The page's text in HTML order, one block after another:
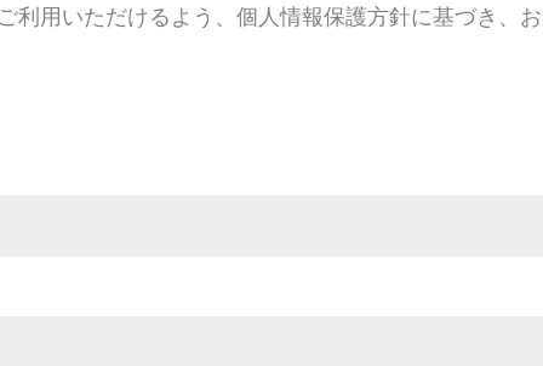
利用いただけるよう、個人情報保護方針に基づき、